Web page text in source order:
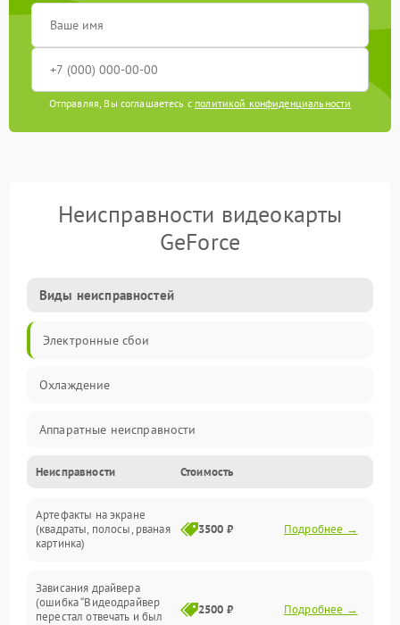
Отправляя, Вы соглашаетесь с политикой конфиденциальности
Неисправности видеокарты
GeForce
Виды неисправностей
Электронные сбои
Охлаждение
Аппаратные неисправности
Перегрев и термопроблемы
Видео
Интерфейсные и коммуникационные проблемы
Неисправности Стоимость
Артефакты на экране
(квадраты, полосы, рваная
картинка)
3500 ₽ Подробнее →
Зависания драйвера
(ошибка “Видеодрайвер
перестал отвечать и был
2500 ₽ Подробнее →